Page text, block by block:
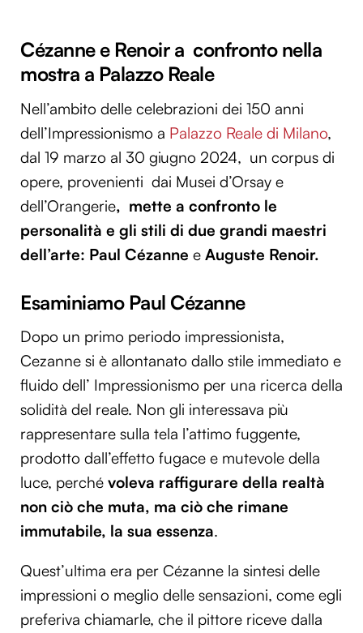
Cézanne e Renoir a confronto nella
mostra a Palazzo Reale
Nell’ambito delle celebrazioni dei 150 anni
dell’Impressionismo a Palazzo Reale di Milano,
dal 19 marzo al 30 giugno 2024, un corpus di
opere, provenienti dai Musei d’Orsay e
dell’Orangerie, mette a confronto le
personalità e gli stili di due grandi maestri
dell’arte: Paul Cézanne e Auguste Renoir.
Esaminiamo Paul Cézanne
Dopo un primo periodo impressionista,
Cezanne si è allontanato dallo stile immediato e
fluido dell’ Impressionismo per una ricerca della
solidità del reale. Non gli interessava più
rappresentare sulla tela l’attimo fuggente,
prodotto dall’effetto fugace e mutevole della
luce, perché voleva raffigurare della realtà
non ciò che muta, ma ciò che rimane
immutabile, la sua essenza.
Quest’ultima era per Cézanne la sintesi delle
impressioni o meglio delle sensazioni, come egli
preferiva chiamarle, che il pittore riceve dalla